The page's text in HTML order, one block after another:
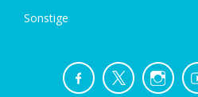
Sonstige